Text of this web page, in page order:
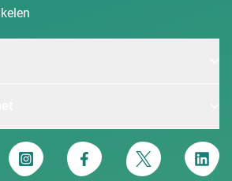
Instagram Facebook Twitter